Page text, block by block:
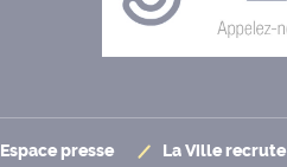
Espace presse La Ville recrute